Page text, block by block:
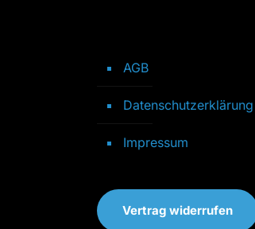
AGB
Datenschutzerklärung
Impressum
Vertrag widerrufen